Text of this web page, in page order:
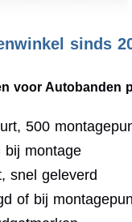
sinds
voor Autobanden
500
bij montage
snel geleverd
of bij